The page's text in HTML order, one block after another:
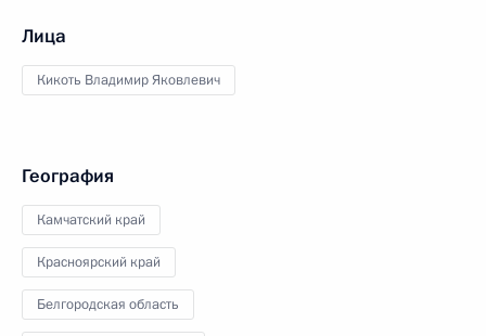
Лица
Кикоть Владимир Яковлевич
География
Камчатский край
Красноярский край
Белгородская область